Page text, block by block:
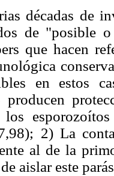
décadas de
de "posible
que hacen
en estos
producen
2) La
al de la
aislar este